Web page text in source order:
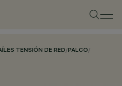
TENSIÓN DE RED/PALCO/